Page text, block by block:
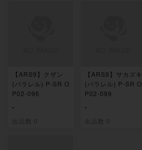
【ARS9】クザン
(パラレル) P-SR O
P02-096
-
出品数 0
【ARS9】サカズキ
(パラレル) P-SR O
P02-099
-
出品数 0